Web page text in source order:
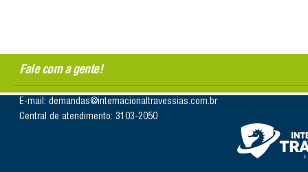
Fale com a gente!
E-mail: demandas@internacionaltravessias.com.br
Central de atendimento: 3103-2050